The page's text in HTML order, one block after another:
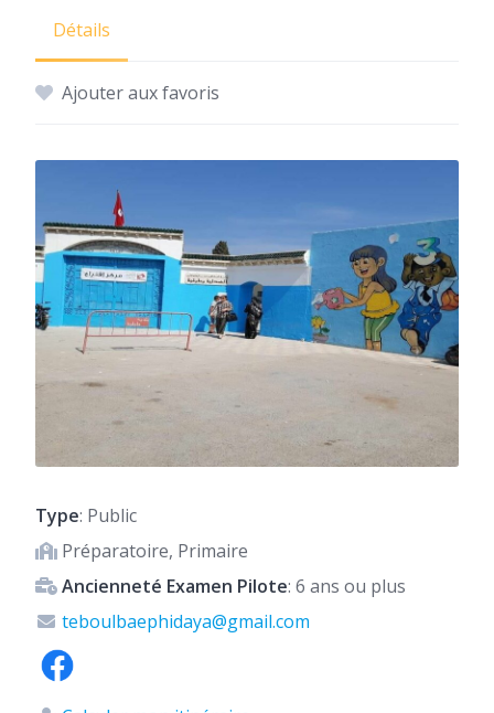
Détails
Ajouter aux favoris
Type: Public
Préparatoire, Primaire
Ancienneté Examen Pilote: 6 ans ou plus
teboulbaephidaya@gmail.com